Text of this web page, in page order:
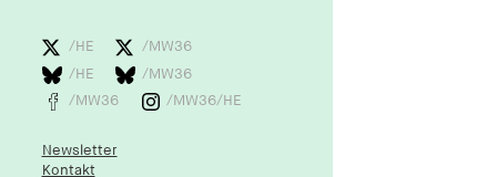
/HE
/MW36
/HE
/MW36
/MW36
/MW36/HE
Newsletter
Kontakt
fe_typo_user
Name:
Anbieter: